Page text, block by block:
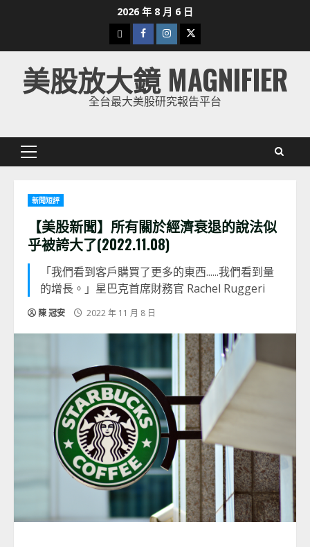
2026 年 8 月 6 日
下
載
美
股
Facebook
Instagram
Twitter
美股放大鏡 MAGNIFIER
全台最大美股研究報告平台
Primary
新聞短評
【美股新聞】所有關於經濟衰退的說法似
乎被誇大了(2022.11.08)
「我們看到客戶購買了更多的東西......我們看到量
的增長。」星巴克首席財務官 Rachel Ruggeri
陳 冠安 2022 年 11 月 8 日